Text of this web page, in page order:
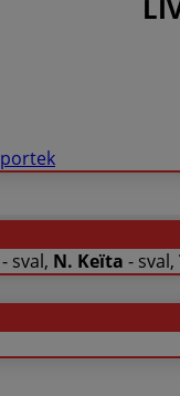
- sval, N. Keïta - sval,